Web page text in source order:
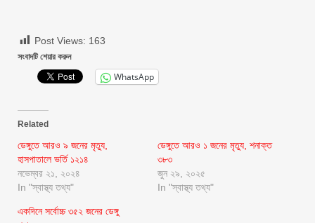
Post Views: 163
সংবাদটি শেয়ার করুন
WhatsApp
Related
ডেঙ্গুতে আরও ৯ জনের মৃত্যু,
হাসপাতালে ভর্তি ১২১৪
নভেম্বর ২১, ২০২৪
In "স্বাস্থ্য তথ্য"
ডেঙ্গুতে আরও ১ জনের মৃত্যু, শনাক্ত
৩৮৩
জুন ২৯, ২০২৫
In "স্বাস্থ্য তথ্য"
একদিনে সর্বোচ্চ ৩৫২ জনের ডেঙ্গু